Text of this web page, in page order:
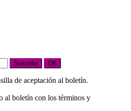
Suscribir OK
de aceptación al boletín.
al boletín con los términos y